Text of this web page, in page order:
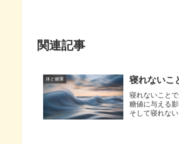
関連記事
体と健康 寝れないこ
寝れないこと
糖値に与える
そして寝れな